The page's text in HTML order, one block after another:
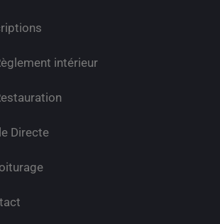
intérieur
Directe